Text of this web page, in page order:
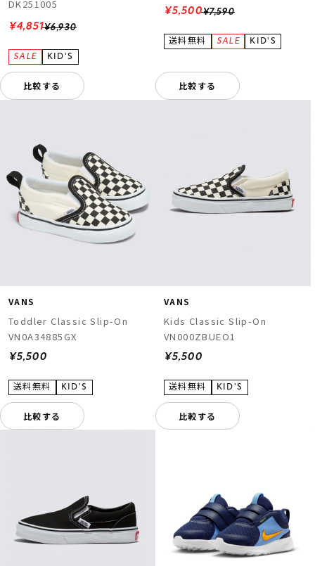
DK251005
¥6,930
¥4,851
比較する
¥7,590
¥5,500
比較する
VANS
Toddler Classic Slip-On
VN0A34885GX
¥5,500
比較する
VANS
Kids Classic Slip-On
VN000ZBUEO1
¥5,500
比較する